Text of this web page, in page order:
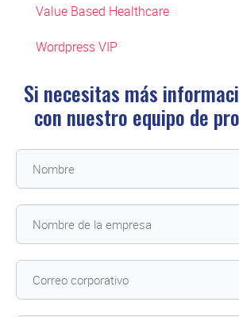
Value Based Healthcare
Wordpress VIP
Si necesitas más
con nuestro equipo de